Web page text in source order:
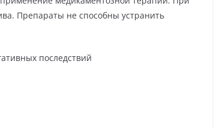
Препараты не способны устранить